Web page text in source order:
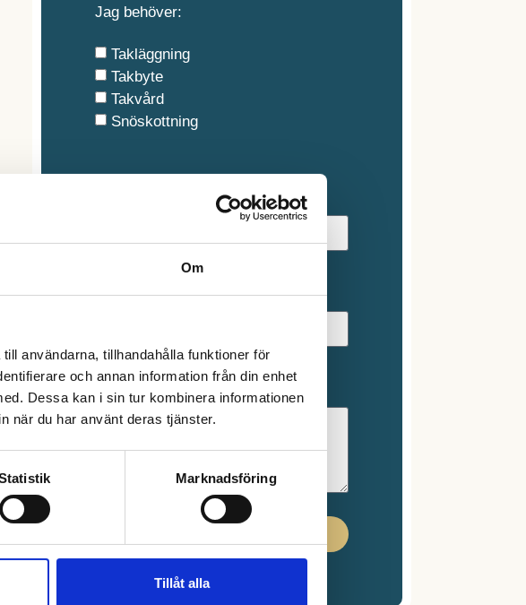
Om
användarna, tillhandahålla funktioner för
och annan information från din enhet
Dessa kan i sin tur kombinera informationen
när du har använt deras tjänster.
Marknadsföring
Tillåt alla
Jag behöver:
Takläggning
Takbyte
Takvård
Snöskottning
Meddelande